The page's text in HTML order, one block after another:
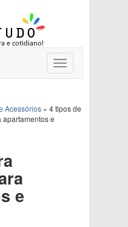
Toggle
navigation
Acessórios » 4 tipos de
e
e